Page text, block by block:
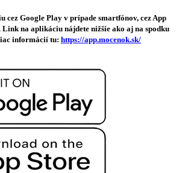
cez Google Play v prípade smartfónov, cez App
na aplikáciu nájdete nižšie ako aj na spodku
informácií tu: https://app.mocenok.sk/